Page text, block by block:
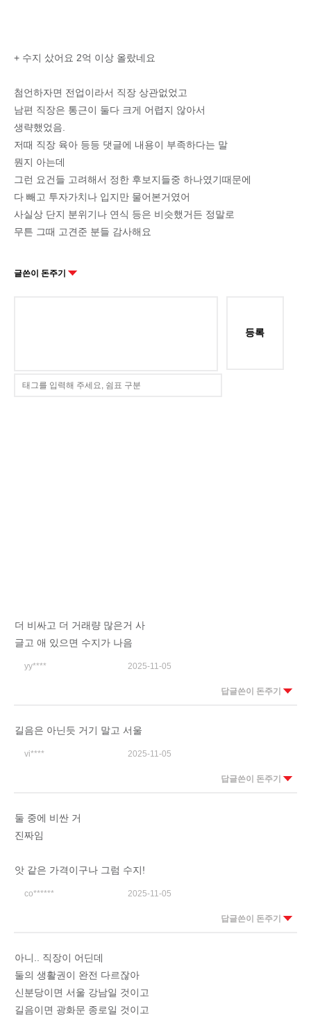
+ 수지 샀어요 2억 이상 올랐네요
첨언하자면 전업이라서 직장 상관없었고
남편 직장은 통근이 둘다 크게 어렵지 않아서
생략했었음.
저때 직장 육아 등등 댓글에 내용이 부족하다는 말
뭔지 아는데
그런 요건들 고려해서 정한 후보지들중 하나였기때문에
다 빼고 투자가치나 입지만 물어본거였어
사실상 단지 분위기나 연식 등은 비슷했거든 정말로
무튼 그때 고견준 분들 감사해요
글쓴이 돈주기
등록
더 비싸고 더 거래량 많은거 사
글고 애 있으면 수지가 나음
yy**** 2025-11-05
답글쓴이 돈주기
길음은 아닌듯 거기 말고 서울
vi**** 2025-11-05
답글쓴이 돈주기
둘 중에 비싼 거
진짜임
앗 같은 가격이구나 그럼 수지!
co****** 2025-11-05
답글쓴이 돈주기
아니.. 직장이 어딘데
둘의 생활권이 완전 다르잖아
신분당이면 서울 강남일 것이고
길음이면 광화문 종로일 것이고